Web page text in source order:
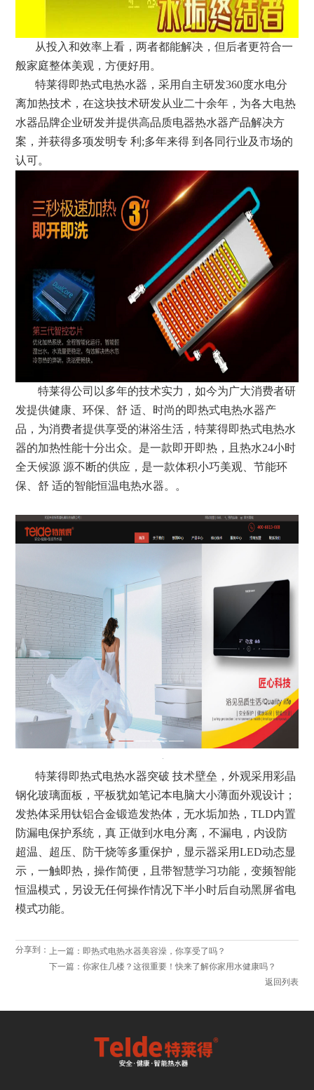
从投入和效率上看，两者都能解决，但后者更符合一
般家庭整体美观，方便好用。
特莱得即热式电热水器，采用自主研发360度水电分
离加热技术，在这块技术研发从业二十余年，为各大电热
水器品牌企业研发并提供高品质电器热水器产品解决方
案，并获得多项发明专 利;多年来得 到各同行业及市场的
认可。
特莱得公司以多年的技术实力，如今为广大消费者研
发提供健康、环保、舒 适、时尚的即热式电热水器产
品，为消费者提供享受的淋浴生活，特莱得即热式电热水
器的加热性能十分出众。是一款即开即热，且热水24小时
全天候源 源不断的供应，是一款体积小巧美观、节能环
保、舒 适的智能恒温电热水器。。
特莱得即热式电热水器突破 技术壁垒，外观采用彩晶
钢化玻璃面板，平板犹如笔记本电脑大小薄面外观设计；
发热体采用钛铝合金锻造发热体，无水垢加热，TLD内置
防漏电保护系统，真 正做到水电分离，不漏电，内设防
超温、超压、防干烧等多重保护，显示器采用LED动态显
示，一触即热，操作简便，且带智慧学习功能，变频智能
恒温模式，另设无任何操作情况下半小时后自动黑屏省电
模式功能。
分享到： 上一篇：即热式电热水器美容澡，你享受了吗？
下一篇：你家住几楼？这很重要！快来了解你家用水健康吗？
返回列表